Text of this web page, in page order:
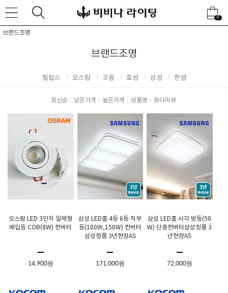
0
브랜드조명
브랜드조명
필립스 오스람 코콤 효성 삼성 한샘
최신순 낮은가격 높은가격 상품명 최다리뷰
오스람 LED 3인치 일체형
매입등 COB(8W) 컨버터
14,900원
삼성 LED홈 4등 6등 직부
등(100W,150W) 컨버터
삼성정품 3년현장AS
171,000원
삼성 LED홈 사각 방등(50
W) 단종컨버터삼성정품 3
년현장AS
72,000원